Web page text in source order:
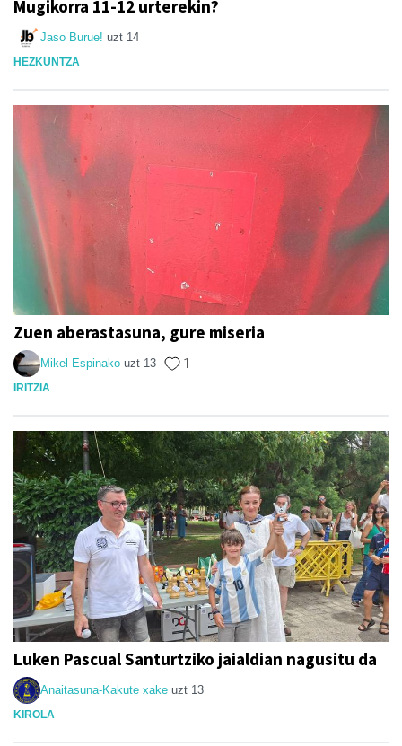
Mugikorra 11-12 urterekin?
Jaso Burue! uzt 14
HEZKUNTZA
Zuen aberastasuna, gure miseria
Mikel Espinako uzt 13 1
IRITZIA
Luken Pascual Santurtziko jaialdian nagusitu da
Anaitasuna-Kakute xake uzt 13
KIROLA